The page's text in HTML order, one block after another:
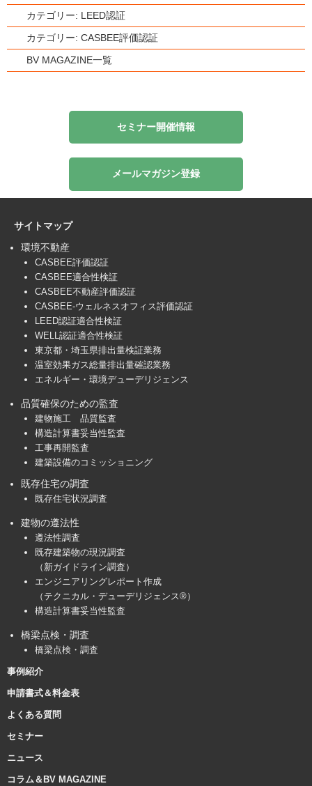
カテゴリー: LEED認証
カテゴリー: CASBEE評価認証
BV MAGAZINE一覧
セミナー開催情報
メールマガジン登録
サイトマップ
環境不動産
CASBEE評価認証
CASBEE適合性検証
CASBEE不動産評価認証
CASBEE-ウェルネスオフィス評価認証
LEED認証適合性検証
WELL認証適合性検証
東京都・埼玉県排出量検証業務
温室効果ガス総量排出量確認業務
エネルギー・環境デューデリジェンス
品質確保のための監査
建物施工 品質監査
構造計算書妥当性監査
工事再開監査
建築設備のコミッショニング
既存住宅の調査
既存住宅状況調査
建物の遵法性
遵法性調査
既存建築物の現況調査
（新ガイドライン調査）
エンジニアリングレポート作成
（テクニカル・デューデリジェンス®）
構造計算書妥当性監査
橋梁点検・調査
橋梁点検・調査
事例紹介
申請書式＆料金表
よくある質問
セミナー
ニュース
コラム＆BV MAGAZINE